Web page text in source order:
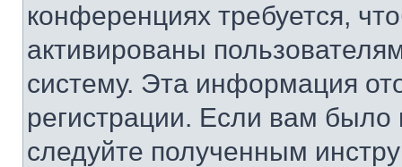
конференциях требуется,
активированы
систему. Эта информация
регистрации. Если вам
следуйте полученным